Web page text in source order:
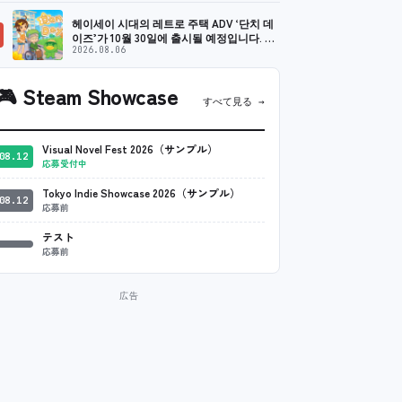
헤이세이 시대의 레트로 주택 ADV ‘단치 데
이즈’가 10월 30일에 출시될 예정입니다. 치
매 …
2026.08.06
Steam Showcase すべて見る →
Visual Novel Fest 2026（サンプル）
応募受付中
Tokyo Indie Showcase 2026（サンプル）
応募前
テスト
応募前